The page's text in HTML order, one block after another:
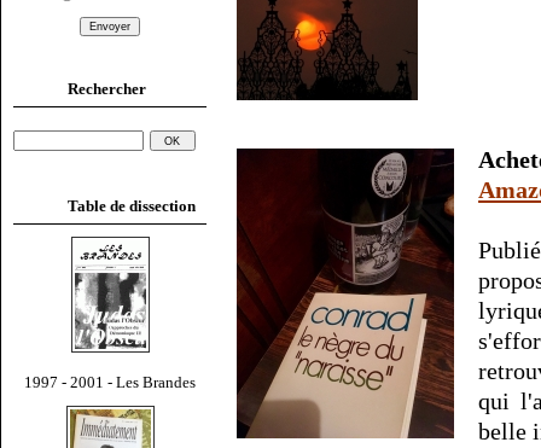
Rechercher
Table de dissection
1997 - 2001 - Les Brandes
qui
belle